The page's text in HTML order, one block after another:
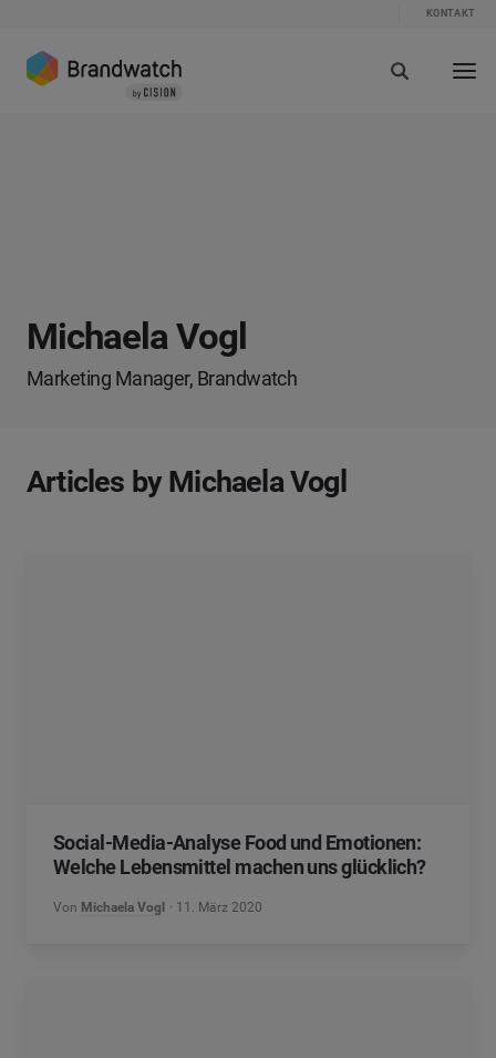
KONTAKT
Michaela Vogl
Marketing Manager, Brandwatch
Articles by Michaela Vogl
Social-Media-Analyse Food und Emotionen:
Welche Lebensmittel machen uns glücklich?
Von Michaela Vogl 11. März 2020